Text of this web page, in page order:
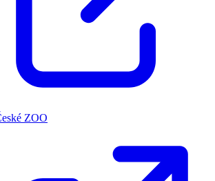
ZOO